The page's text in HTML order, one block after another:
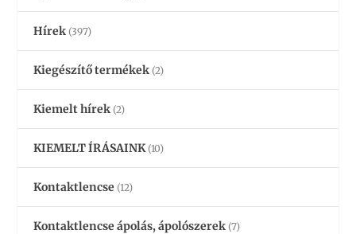
Hírek (397)
Kiegészítő termékek (2)
Kiemelt hírek (2)
KIEMELT ÍRÁSAINK (10)
Kontaktlencse (12)
Kontaktlencse ápolás, ápolószerek (7)